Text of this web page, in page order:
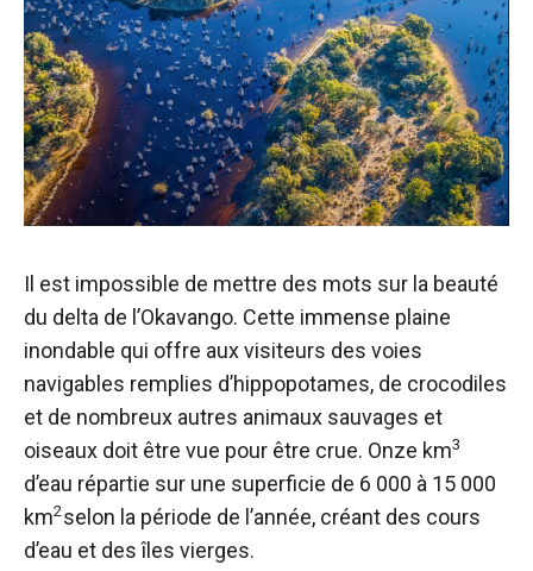
Il est impossible de mettre des mots sur la beauté
du delta de l’Okavango. Cette immense plaine
inondable qui offre aux visiteurs des voies
navigables remplies d’hippopotames, de crocodiles
et de nombreux autres animaux sauvages et
oiseaux doit être vue pour être crue. Onze km3
d’eau répartie sur une superficie de 6 000 à 15 000
km2selon la période de l’année, créant des cours
d’eau et des îles vierges.